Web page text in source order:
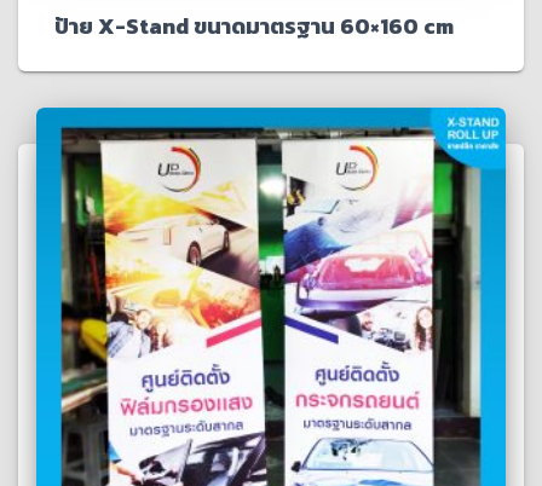
ป้าย X-Stand ขนาดมาตรฐาน 60×160 cm